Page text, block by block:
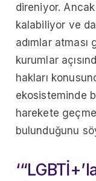
direniyor.
kalabiliyor ve
adımlar
kurumlar
hakları
ekosisteminde
harekete
bulunduğunu